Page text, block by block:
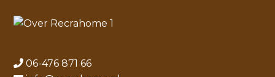
06-476 871 66